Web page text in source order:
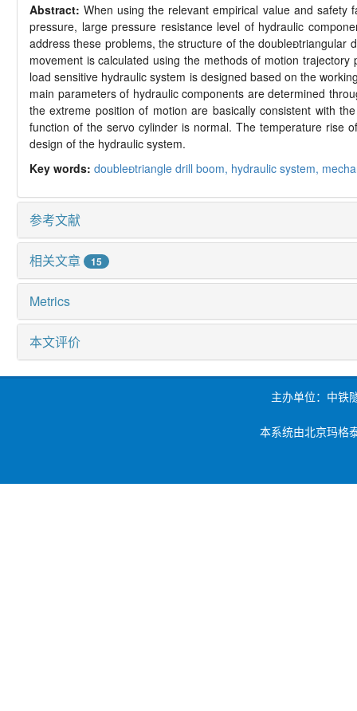
Abstract:When using the relevant empirical value and safety
pressure, large pressure resistance level of hydraulic
address these problems, the structure of the doubletriangular
movement is calculated using the methods of motion
load sensitive hydraulic system is designed based on the
main parameters of hydraulic components are determined
the extreme position of motion are basically consistent with
function of the servo cylinder is normal. The temperature rise
design of the hydraulic system.
Key words: doubletriangle drill boom, hydraulic system,
参考文献
相关文章 15
Metrics
本文评价
主办单位：中铁
本系统由北京玛格